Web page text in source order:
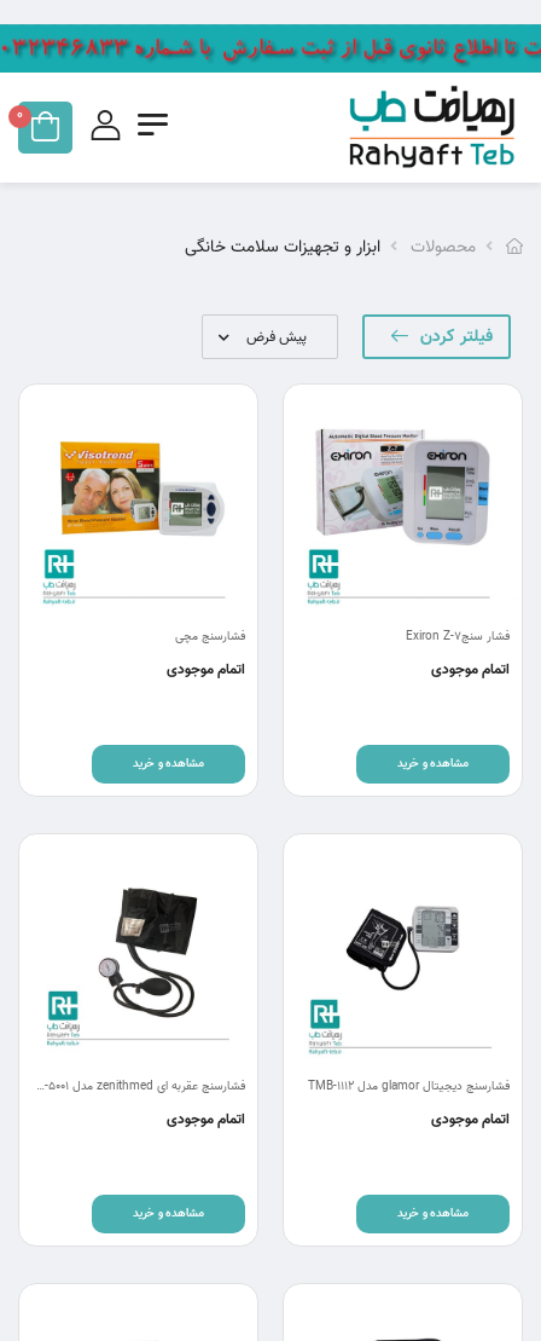
0
محصولات ابزار و تجهیزات سلامت خانگی
فیلتر کردن
فشار سنجExiron Z-7
اتمام موجودی
مشاهده و خرید
فشارسنج مچی
اتمام موجودی
مشاهده و خرید
فشارسنج دیجیتال glamor مدل TMB-1112
اتمام موجودی
مشاهده و خرید
فشارسنج عقربه ای zenithmed مدل ZTH-5001
اتمام موجودی
مشاهده و خرید